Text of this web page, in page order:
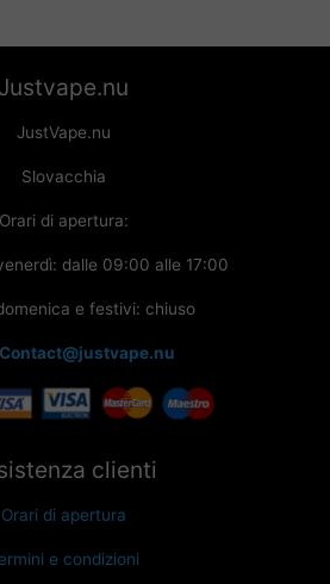
Justvape.nu
JustVape.nu
Slovacchia
Orari di apertura:
dalle 09:00 alle 17:00
e festivi: chiuso
Contact@justvape.nu
clienti
Orari di apertura
e condizioni